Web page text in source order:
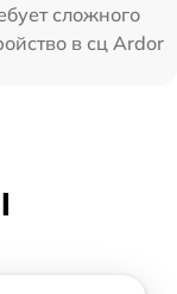
сложного
в сц Ardor